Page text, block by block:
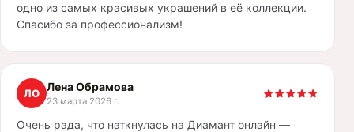
одно из самых красивых украшений в её коллекции.
Спасибо за профессионализм!
ЛО Лена Обрамова
23 марта 2026 г.
Очень рада, что наткнулась на Диамант онлайн —